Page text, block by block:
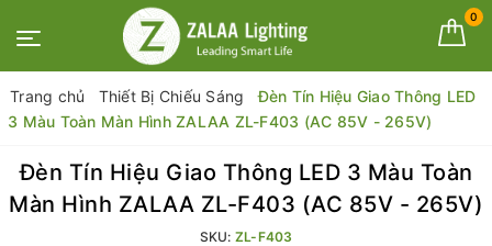
0
Trang chủ Thiết Bị Chiếu Sáng
Đèn Tín Hiệu Giao Thông LED
3 Màu Toàn Màn Hình ZALAA ZL-F403 (AC 85V - 265V)
Đèn Tín Hiệu Giao Thông LED 3 Màu Toàn
Màn Hình ZALAA ZL-F403 (AC 85V - 265V)
SKU: ZL-F403